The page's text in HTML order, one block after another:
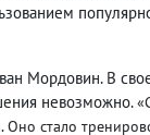
Мордовин. В
невозможно.
Оно стало